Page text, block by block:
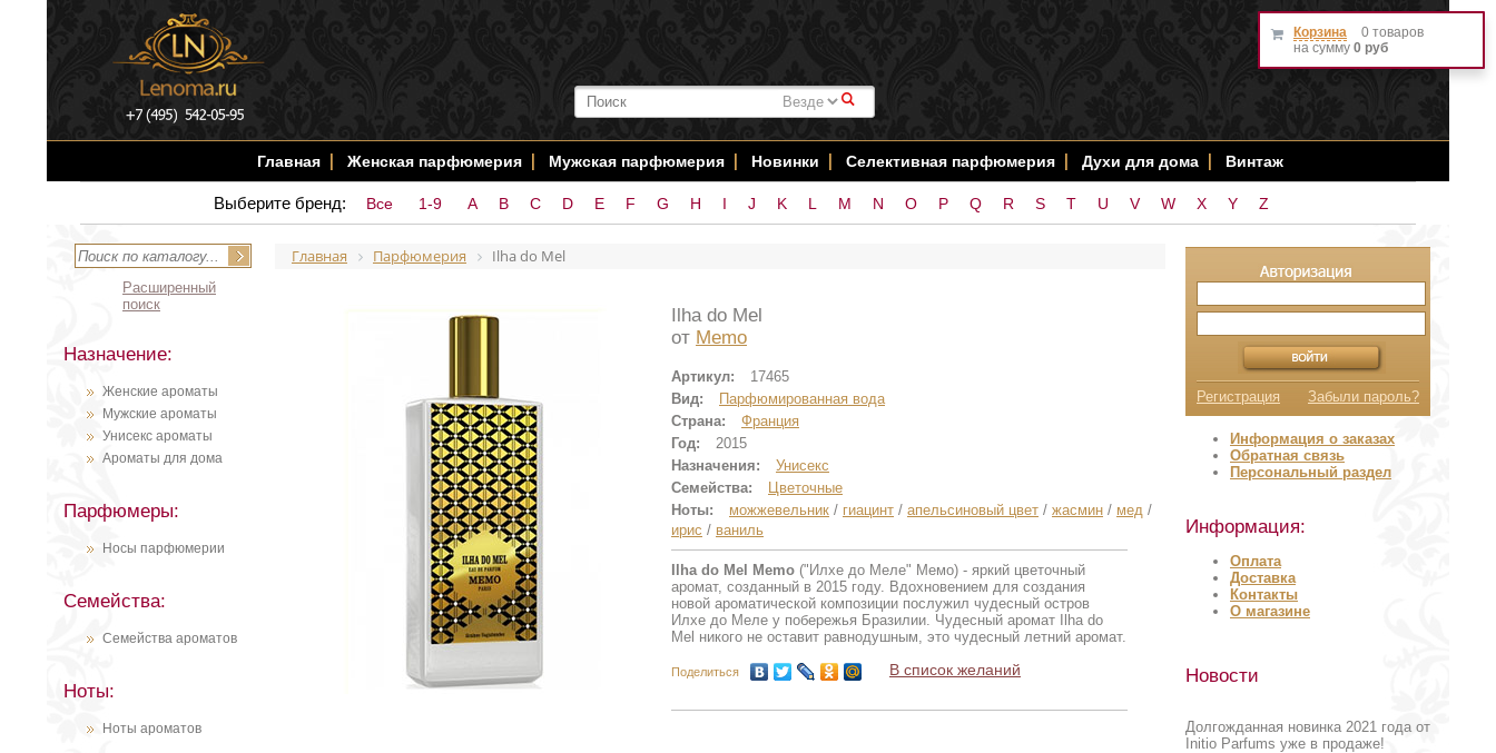
#
Главная Женская парфюмерия Мужская парфюмерия Новинки Селективная парфюмерия Духи для дома Винтаж
Выберите бренд: Все 1-9 A B C D E F G H I J K L M N O P Q R S T U V W X Y Z
Расширенный
поиск
Назначение:
Женские ароматы
Мужские ароматы
Унисекс ароматы
Ароматы для дома
Парфюмеры:
Носы парфюмерии
Семейства:
Семейства ароматов
Ноты:
Ноты ароматов
Главная Парфюмерия Ilha do Mel
Ilha do Mel
от Memo
Артикул:
17465
Вид:
Парфюмированная вода
Страна:
Франция
Год:
2015
Назначения:
Унисекс
Семейства:
Цветочные
Ноты:
можжевельник / гиацинт / апельсиновый цвет / жасмин / мед /
ирис / ваниль
Ilha do Mel Memo ("Илхе до Меле" Мемо) - яркий цветочный
аромат, созданный в 2015 году. Вдохновением для создания
новой ароматической композиции послужил чудесный остров
Илхе до Меле у побережья Бразилии. Чудесный аромат Ilha do
Mel никого не оставит равнодушным, это чудесный летний аромат.
Поделиться В список желаний
Корзина
0 товаров
на сумму 0 руб
Регистрация Забыли пароль?
Информация о заказах
Обратная связь
Персональный раздел
Информация:
Оплата
Доставка
Контакты
О магазине
Новости
Долгожданная новинка 2021 года от
Initio Parfums уже в продаже!